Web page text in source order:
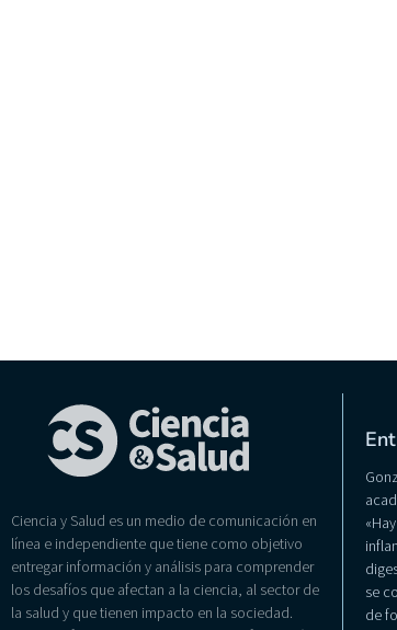
Ciencia y Salud es un medio de comunicación en
línea e independiente que tiene como objetivo
entregar información y análisis para comprender
los desafíos que afectan a la ciencia, al sector de
la salud y que tienen impacto en la sociedad.
se
de